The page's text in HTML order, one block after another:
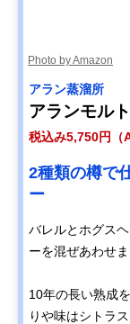
Photo by Amazon
アラン蒸溜所
アランモル
税込み5,750円（
2種類の樽で
ー
バレルとホグス
ーを混ぜあわせま
10年の長い熟成
りや味はシトラ